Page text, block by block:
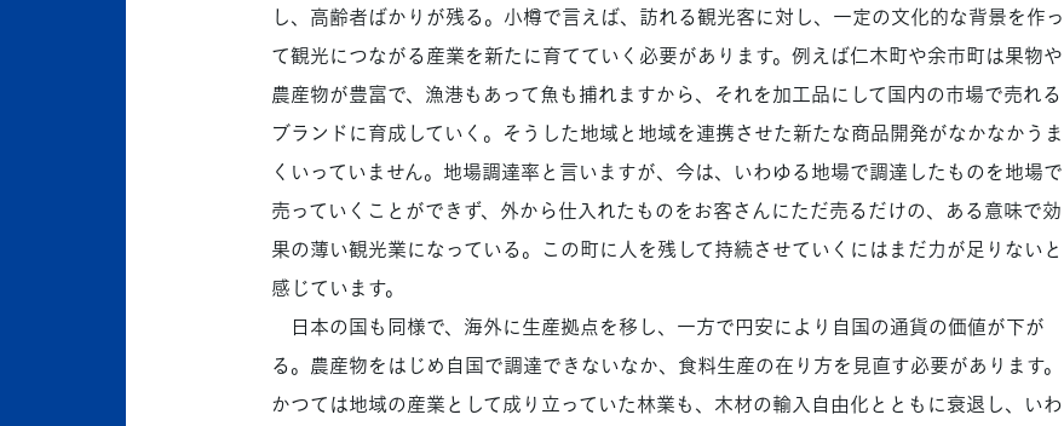
し、高齢者ばかりが残る。小樽で言えば、訪れる観光客に対し、一定の文化的な背景を作っ
て観光につながる産業を新たに育てていく必要があります。例えば仁木町や余市町は果物や
農産物が豊富で、漁港もあって魚も捕れますから、それを加工品にして国内の市場で売れる
ブランドに育成していく。そうした地域と地域を連携させた新たな商品開発がなかなかうま
くいっていません。地場調達率と言いますが、今は、いわゆる地場で調達したものを地場で
売っていくことができず、外から仕入れたものをお客さんにただ売るだけの、ある意味で効
果の薄い観光業になっている。この町に人を残して持続させていくにはまだ力が足りないと
感じています。
日本の国も同様で、海外に生産拠点を移し、一方で円安により自国の通貨の価値が下が
る。農産物をはじめ自国で調達できないなか、食料生産の在り方を見直す必要があります。
かつては地域の産業として成り立っていた林業も、木材の輸入自由化とともに衰退し、いわ